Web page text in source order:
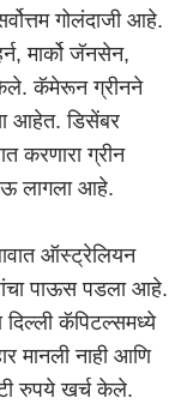
गोलंदाजी आहे.
मार्को जॅनसेन,
केले. कॅमेरून ग्रीनने
आहेत. डिसेंबर
करणारा ग्रीन
लागला आहे.
ऑस्ट्रेलियन
पाऊस पडला आहे.
कॅपिटल्समध्ये
मानली नाही आणि
रुपये खर्च केले.